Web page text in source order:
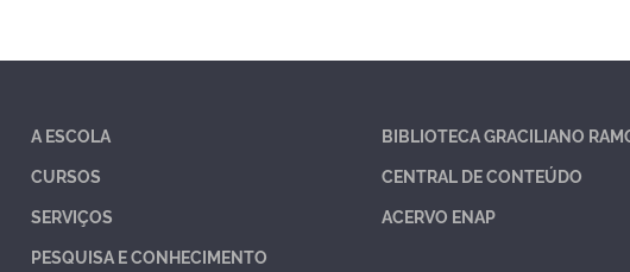
A ESCOLA
CURSOS
SERVIÇOS
PESQUISA E CONHECIMENTO
BIBLIOTECA GRACILIANO
CENTRAL DE CONTEÚDO
ACERVO ENAP